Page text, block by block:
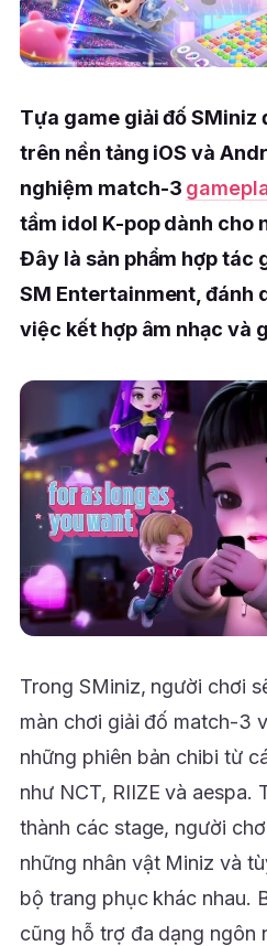
Tựa game giải đố SMiniz
trên nền tảng iOS và
nghiệm match-3
tầm idol K-pop dành cho
Đây là sản phẩm hợp tác
SM Entertainment ,
việc kết hợp âm nhạc và
Trong SMiniz, người chơi
màn chơi giải đố match-3
những phiên bản chibi từ
như NCT, RIIZE và aespa.
thành các stage, người
những nhân vật Miniz và
bộ trang phục khác nhau.
cũng hỗ trợ đa dạng ngôn